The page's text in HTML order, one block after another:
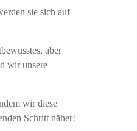
sie sich auf
aber
wir unsere
wir diese
Schritt näher!